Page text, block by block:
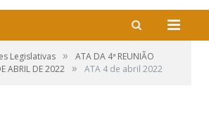
Legislativas »
ATA DA 4ª REUNIÃO
ABRIL DE 2022 » ATA 4 de abril 2022